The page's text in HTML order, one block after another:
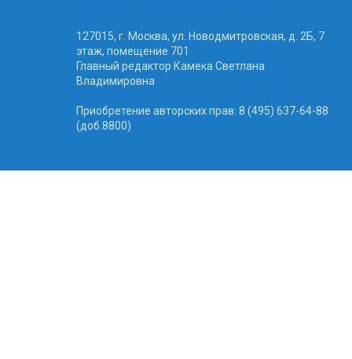
127015, г. Москва, ул. Новодмитровская, д. 2Б, 7
этаж, помещение 701
Главный редактор Камека Светлана
Владимировна
Приобретение авторских прав: 8 (495) 637-64-88
(доб.8800)